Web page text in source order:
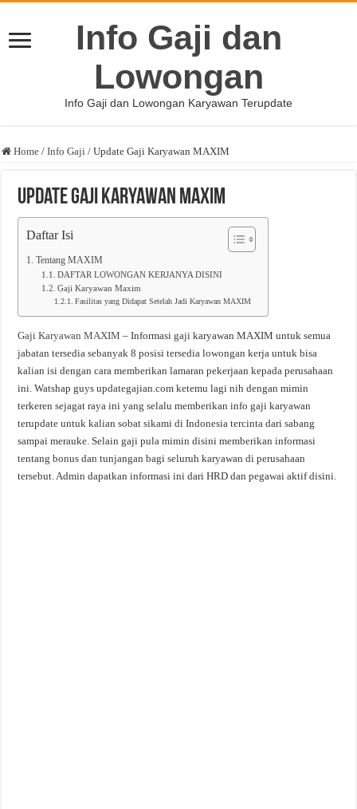
Info Gaji dan
Lowongan
Info Gaji dan Lowongan Karyawan Terupdate
Home / Info Gaji / Update Gaji Karyawan MAXIM
Update Gaji Karyawan MAXIM
Daftar Isi
Tentang MAXIM
DAFTAR LOWONGAN KERJANYA DISINI
Gaji Karyawan Maxim
Fasilitas yang Didapat Setelah Jadi Karyawan MAXIM
Gaji Karyawan MAXIM – Informasi gaji karyawan MAXIM untuk semua
jabatan tersedia sebanyak 8 posisi tersedia lowongan kerja untuk bisa
kalian isi dengan cara memberikan lamaran pekerjaan kepada perusahaan
ini. Watshap guys updategajian.com ketemu lagi nih dengan mimin
terkeren sejagat raya ini yang selalu memberikan info gaji karyawan
terupdate untuk kalian sobat sikami di Indonesia tercinta dari sabang
sampai merauke. Selain gaji pula mimin disini memberikan informasi
tentang bonus dan tunjangan bagi seluruh karyawan di perusahaan
tersebut. Admin dapatkan informasi ini dari HRD dan pegawai aktif disini.